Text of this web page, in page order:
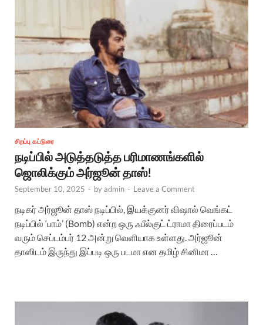
சிறப்பு கட்டுரை
நடிப்பில் அடுத்தடுத்த பரிமாணங்களில்
ஜொலிக்கும் அர்ஜூன் தாஸ்!
September 10, 2025 - byadmin - Leave a Comment
நடிகர் அர்ஜூன் தாஸ் நடிப்பில், இயக்குனர் விஷால் வெங்கட்
நடிப்பில் ‘பாம்’ (Bomb) என்ற ஒரு ஃபீல்குட் ட்ராமா திரைப்படம்
வரும் செப்டம்பர் 12 அன்று வெளியாக உள்ளது. அர்ஜூன்
தாஸிடம் இருந்து இப்படி ஒரு படமா என தமிழ் சினிமா …